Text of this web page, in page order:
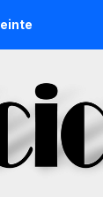
en Bilbao